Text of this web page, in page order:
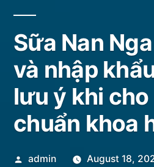
Sữa Nan
và nhập
lưu ý khi cho
chuẩn khoa
Posted
admin
August 18,